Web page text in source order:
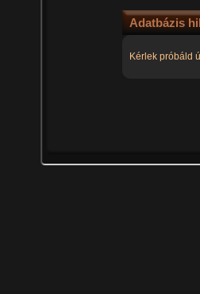
Adatbázis
Kérlek próbáld